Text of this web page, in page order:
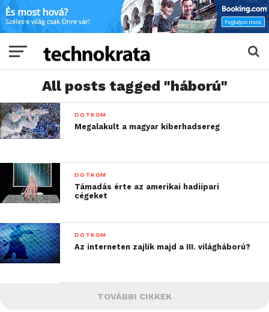
All posts tagged "háború"
DOTKOM
Megalakult a magyar kiberhadsereg
DOTKOM
Támadás érte az amerikai hadiipari
cégeket
DOTKOM
Az interneten zajlik majd a III. világháború?
TOVÁBBI CIKKEK